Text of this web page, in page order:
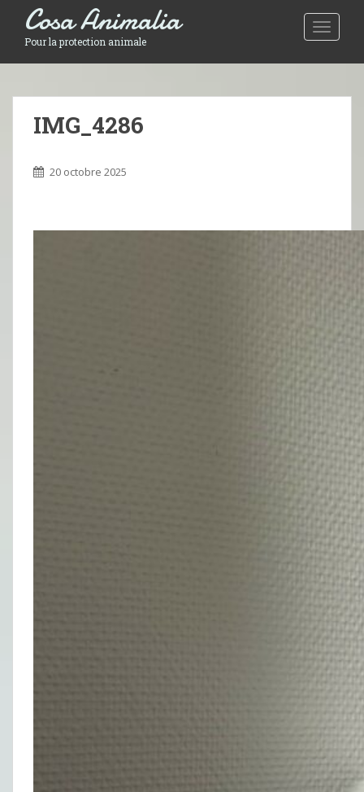
Toggle
Cosa Animalia
Pour la protection animale
IMG_4286
20 octobre 2025